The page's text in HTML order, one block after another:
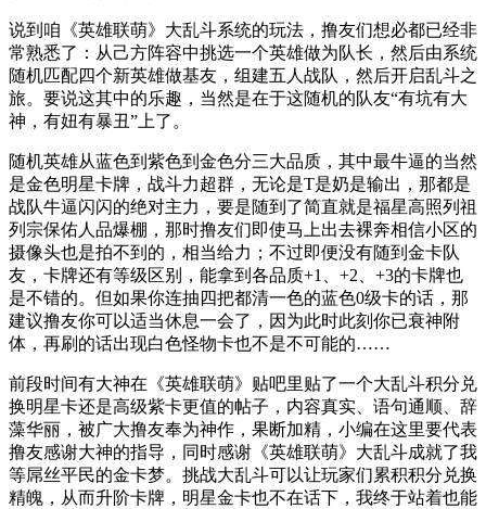
说到咱《英雄联萌》大乱斗系统的玩法，撸友们想必都已经非
常熟悉了：从己方阵容中挑选一个英雄做为队长，然后由系统
随机匹配四个新英雄做基友，组建五人战队，然后开启乱斗之
旅。要说这其中的乐趣，当然是在于这随机的队友“有坑有大
神，有妞有暴丑”上了。
随机英雄从蓝色到紫色到金色分三大品质，其中最牛逼的当然
是金色明星卡牌，战斗力超群，无论是T是奶是输出，那都是
战队牛逼闪闪的绝对主力，要是随到了简直就是福星高照列祖
列宗保佑人品爆棚，那时撸友们即使马上出去裸奔相信小区的
摄像头也是拍不到的，相当给力；不过即便没有随到金卡队
友，卡牌还有等级区别，能拿到各品质+1、+2、+3的卡牌也
是不错的。但如果你连抽四把都清一色的蓝色0级卡的话，那
建议撸友你可以适当休息一会了，因为此时此刻你已衰神附
体，再刷的话出现白色怪物卡也不是不可能的……
前段时间有大神在《英雄联萌》贴吧里贴了一个大乱斗积分兑
换明星卡还是高级紫卡更值的帖子，内容真实、语句通顺、辞
藻华丽，被广大撸友奉为神作，果断加精，小编在这里要代表
撸友感谢大神的指导，同时感谢《英雄联萌》大乱斗成就了我
等屌丝平民的金卡梦。挑战大乱斗可以让玩家们累积积分兑换
精魄，从而升阶卡牌，明星金卡也不在话下，我终于站着也能